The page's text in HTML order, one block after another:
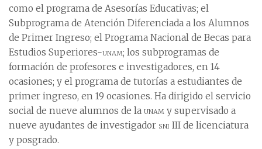
como el programa de Asesorías Educativas; el
Subprograma de Atención Diferenciada a los Alumnos
de Primer Ingreso; el Programa Nacional de Becas para
Estudios Superiores-unam; los subprogramas de
formación de profesores e investigadores, en 14
ocasiones; y el programa de tutorías a estudiantes de
primer ingreso, en 19 ocasiones. Ha dirigido el servicio
social de nueve alumnos de la unam y supervisado a
nueve ayudantes de investigador sni III de licenciatura
y posgrado.